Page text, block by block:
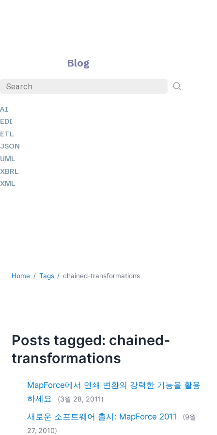
Blog
AI
EDI
ETL
JSON
UML
XBRL
XML
XSL
2026
2025
2024
2022
2021
2020
2019
Home Tags chained-transformations
Posts tagged: chained-
transformations
MapForce에서 연쇄 변환의 강력한 기능을 활용
하세요
(3월 28, 2011)
새로운 소프트웨어 출시: MapForce 2011
(9월
27, 2010)